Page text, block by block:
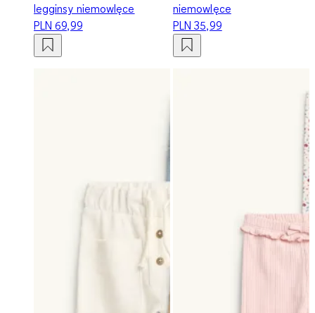
legginsy niemowlęce
PLN 69,99
niemowlęce
PLN 35,99